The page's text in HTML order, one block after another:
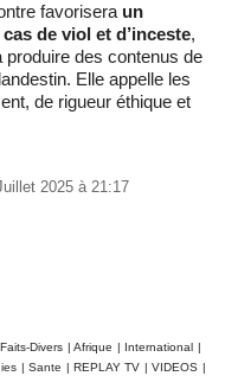
favorisera un
de viol et d’inceste,
des contenus de
Elle appelle les
de rigueur éthique et
2025 à 21:17
Faits-Divers | Afrique | International |
| Sante | REPLAY TV | VIDEOS |